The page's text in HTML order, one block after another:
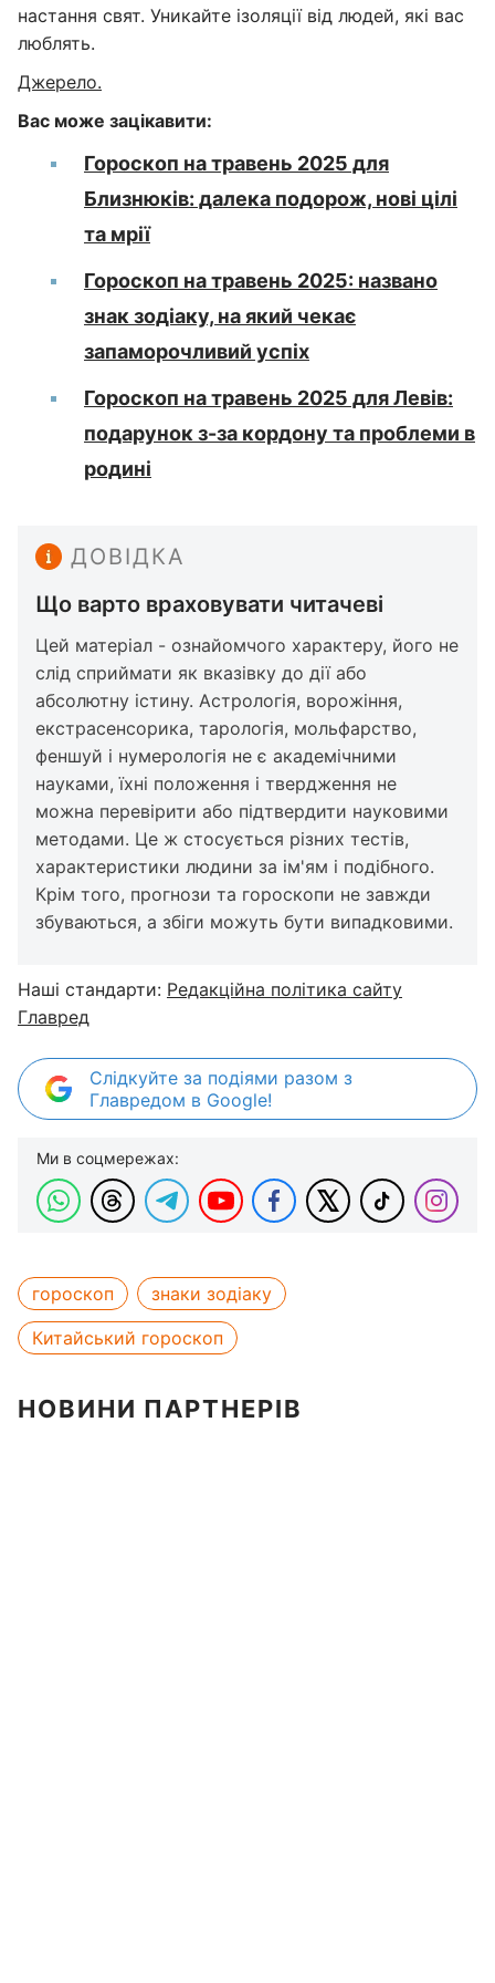
настання свят. Уникайте ізоляції від людей, які вас
люблять.
Джерело.
Вас може зацікавити:
Гороскоп на травень 2025 для
Близнюків: далека подорож, нові цілі
та мрії
Гороскоп на травень 2025: названо
знак зодіаку, на який чекає
запаморочливий успіх
Гороскоп на травень 2025 для Левів:
подарунок з-за кордону та проблеми в
родині
ДОВІДКА
Що варто враховувати читачеві
Цей матеріал - ознайомчого характеру, його не
слід сприймати як вказівку до дії або
абсолютну істину. Астрологія, ворожіння,
екстрасенсорика, тарологія, мольфарство,
феншуй і нумерологія не є академічними
науками, їхні положення і твердження не
можна перевірити або підтвердити науковими
методами. Це ж стосується різних тестів,
характеристики людини за ім'ям і подібного.
Крім того, прогнози та гороскопи не завжди
збуваються, а збіги можуть бути випадковими.
Наші стандарти: Редакційна політика сайту
Главред
Слідкуйте за подіями разом з
Главредом в Google!
Ми в соцмережах:
гороскоп
знаки зодіаку
Китайський гороскоп
НОВИНИ ПАРТНЕРІВ